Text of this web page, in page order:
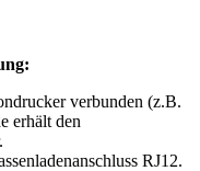
verbunden (z.B.
erhält den
RJ12.